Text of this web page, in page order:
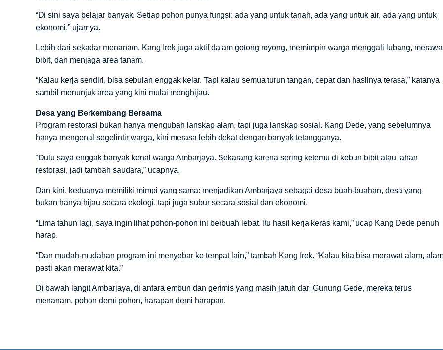
“Di sini saya belajar banyak. Setiap pohon punya fungsi: ada yang untuk tanah, ada yang untuk air, ada yang untuk
ekonomi,” ujarnya.
Lebih dari sekadar menanam, Kang Irek juga aktif dalam gotong royong, memimpin warga menggali lubang,
bibit, dan menjaga area tanam.
“Kalau kerja sendiri, bisa sebulan enggak kelar. Tapi kalau semua turun tangan, cepat dan hasilnya terasa,” katanya
sambil menunjuk area yang kini mulai menghijau.
Desa yang Berkembang Bersama
Program restorasi bukan hanya mengubah lanskap alam, tapi juga lanskap sosial. Kang Dede, yang sebelumnya
hanya mengenal segelintir warga, kini merasa lebih dekat dengan banyak tetangganya.
“Dulu saya enggak banyak kenal warga Ambarjaya. Sekarang karena sering ketemu di kebun bibit atau lahan
restorasi, jadi tambah saudara,” ucapnya.
Dan kini, keduanya memiliki mimpi yang sama: menjadikan Ambarjaya sebagai desa buah-buahan, desa yang
bukan hanya hijau secara ekologi, tapi juga subur secara sosial dan ekonomi.
“Lima tahun lagi, saya ingin lihat pohon-pohon ini berbuah lebat. Itu hasil kerja keras kami,” ucap Kang Dede penuh
harap.
“Dan mudah-mudahan program ini menyebar ke tempat lain,” tambah Kang Irek. “Kalau kita bisa merawat alam, alam
pasti akan merawat kita.”
Di bawah langit Ambarjaya, di antara embun dan gerimis yang masih jatuh dari Gunung Gede, mereka terus
menanam, pohon demi pohon, harapan demi harapan.